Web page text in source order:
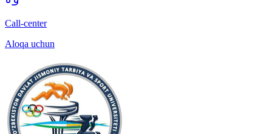
Call-center
Aloqa uchun